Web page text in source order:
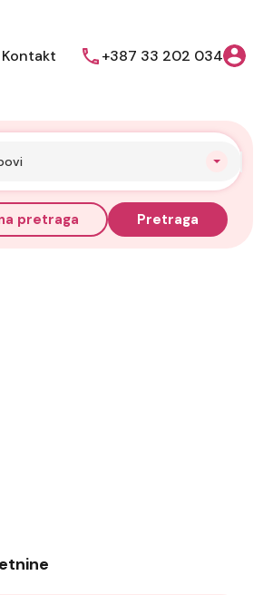
Kontakt +387 33 202 034
pretraga Pretraga